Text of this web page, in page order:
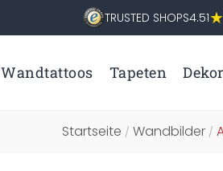
TRUSTED SHOPS4.51
Wandtattoos Tapeten
Startseite / Wandbilder/